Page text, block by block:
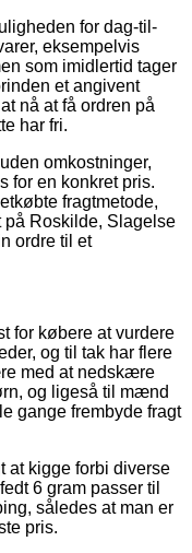
for dag-til-
eksempelvis
som imidlertid tager
et angivent
nå at få ordren på
har fri.
omkostninger,
for en konkret pris.
fragtmetode,
Roskilde, Slagelse
ordre til et
for købere at vurdere
og til tak har flere
med at nedskære
og ligeså til mænd
gange frembyde fragt
at kigge forbi diverse
6 gram passer til
således at man er
pris.